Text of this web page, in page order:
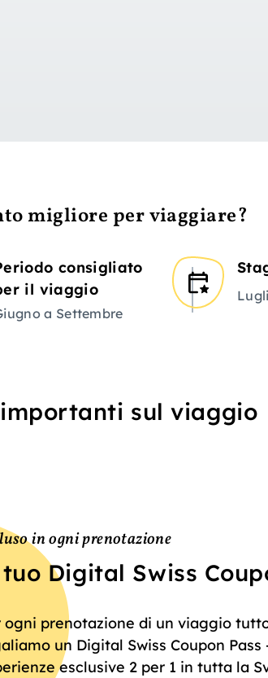
migliore per viaggiare?
consigliato
il viaggio
a Settembre
sul viaggio
in ogni prenotazione
Digital Swiss
ogni prenotazione di un viaggio
un Digital Swiss Coupon
esclusive 2 per 1 in tutta la